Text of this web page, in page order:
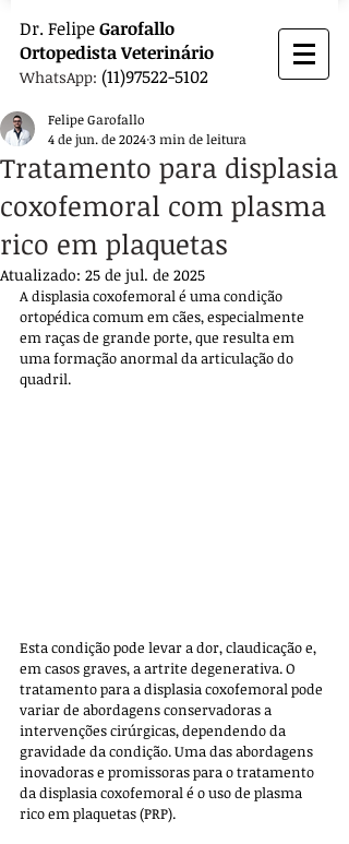
Dr. FelipeGarofallo
OrtopedistaVeterinário
WhatsApp: (11)97522-5102
Tratamento para displasia
coxofemoral com plasma
rico em plaquetas
Felipe Garofallo
4 de jun. de 20243 min de leitura
Atualizado: 25 de jul. de 2025
A displasia coxofemoral é uma condição
ortopédica comum em cães, especialmente
em raças de grande porte, que resulta em
uma formação anormal da articulação do
quadril.
Esta condição pode levar a dor, claudicação e,
em casos graves, a artrite degenerativa. O
tratamento para a displasia coxofemoral pode
variar de abordagens conservadoras a
intervenções cirúrgicas, dependendo da
gravidade da condição. Uma das abordagens
inovadoras e promissoras para o tratamento
da displasia coxofemoral é o uso de plasma
rico em plaquetas (PRP).